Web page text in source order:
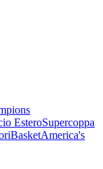
EsteroSupercoppa
BasketAmerica's